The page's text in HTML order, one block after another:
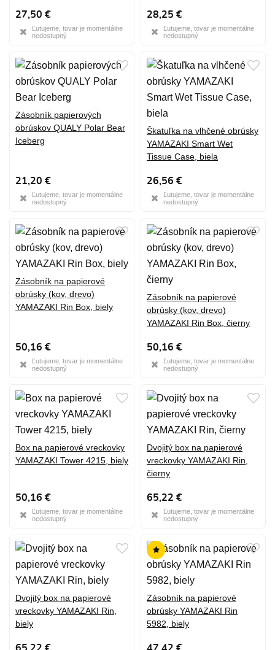
27,50 €
Ľutujeme, tovar je momentálne
nedostupný
28,25 €
Ľutujeme, tovar je momentálne
nedostupný
Zásobník papierových
obrúskov QUALY Polar Bear
Iceberg
21,20 €
Ľutujeme, tovar je momentálne
nedostupný
Škatuľka na vlhčené obrúsky
YAMAZAKI Smart Wet
Tissue Case, biela
26,56 €
Ľutujeme, tovar je momentálne
nedostupný
Zásobník na papierové
obrúsky (kov, drevo)
YAMAZAKI Rin Box, biely
50,16 €
Ľutujeme, tovar je momentálne
nedostupný
Zásobník na papierové
obrúsky (kov, drevo)
YAMAZAKI Rin Box, čierny
50,16 €
Ľutujeme, tovar je momentálne
nedostupný
Box na papierové vreckovky
YAMAZAKI Tower 4215, biely
50,16 €
Ľutujeme, tovar je momentálne
nedostupný
Dvojitý box na papierové
vreckovky YAMAZAKI Rin,
čierny
65,22 €
Ľutujeme, tovar je momentálne
nedostupný
Dvojitý box na papierové
vreckovky YAMAZAKI Rin,
biely
Zásobník na papierové
obrúsky YAMAZAKI Rin
5982, biely